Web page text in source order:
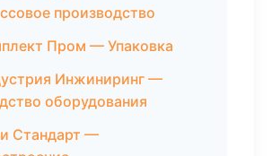
производство
Пром — Упаковка
Инжиниринг —
оборудования
Стандарт —